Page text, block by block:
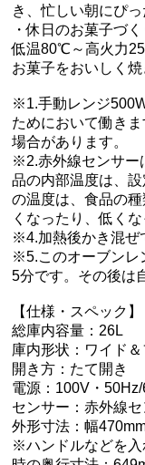
き、忙しい朝にぴっ
・休日のお菓子づ
低温80℃～高火力
お菓子をおいしく焼
※1.手動レンジ
ためにおいて働き
場合があります。
※2.赤外線センサー
品の内部温度は、
の温度は、食品の
くなったり、低く
※4.加熱後かき混ぜ
※5.このオーブン
5分です。その後は
【仕様・スペック】
総庫内容量：26L
庫内形状：ワイド＆
開き方：たて開き
電源：100V・
センサー：赤外線
外形寸法：幅
※ハンドルなどを入